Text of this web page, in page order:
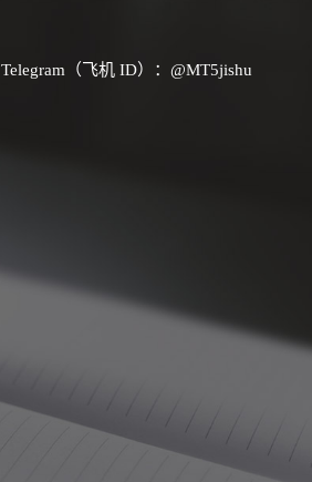
Telegram（飞机 ID）：@MT5jishu